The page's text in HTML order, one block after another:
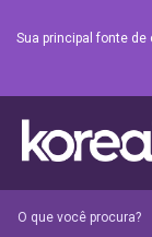
Sua principal fonte de